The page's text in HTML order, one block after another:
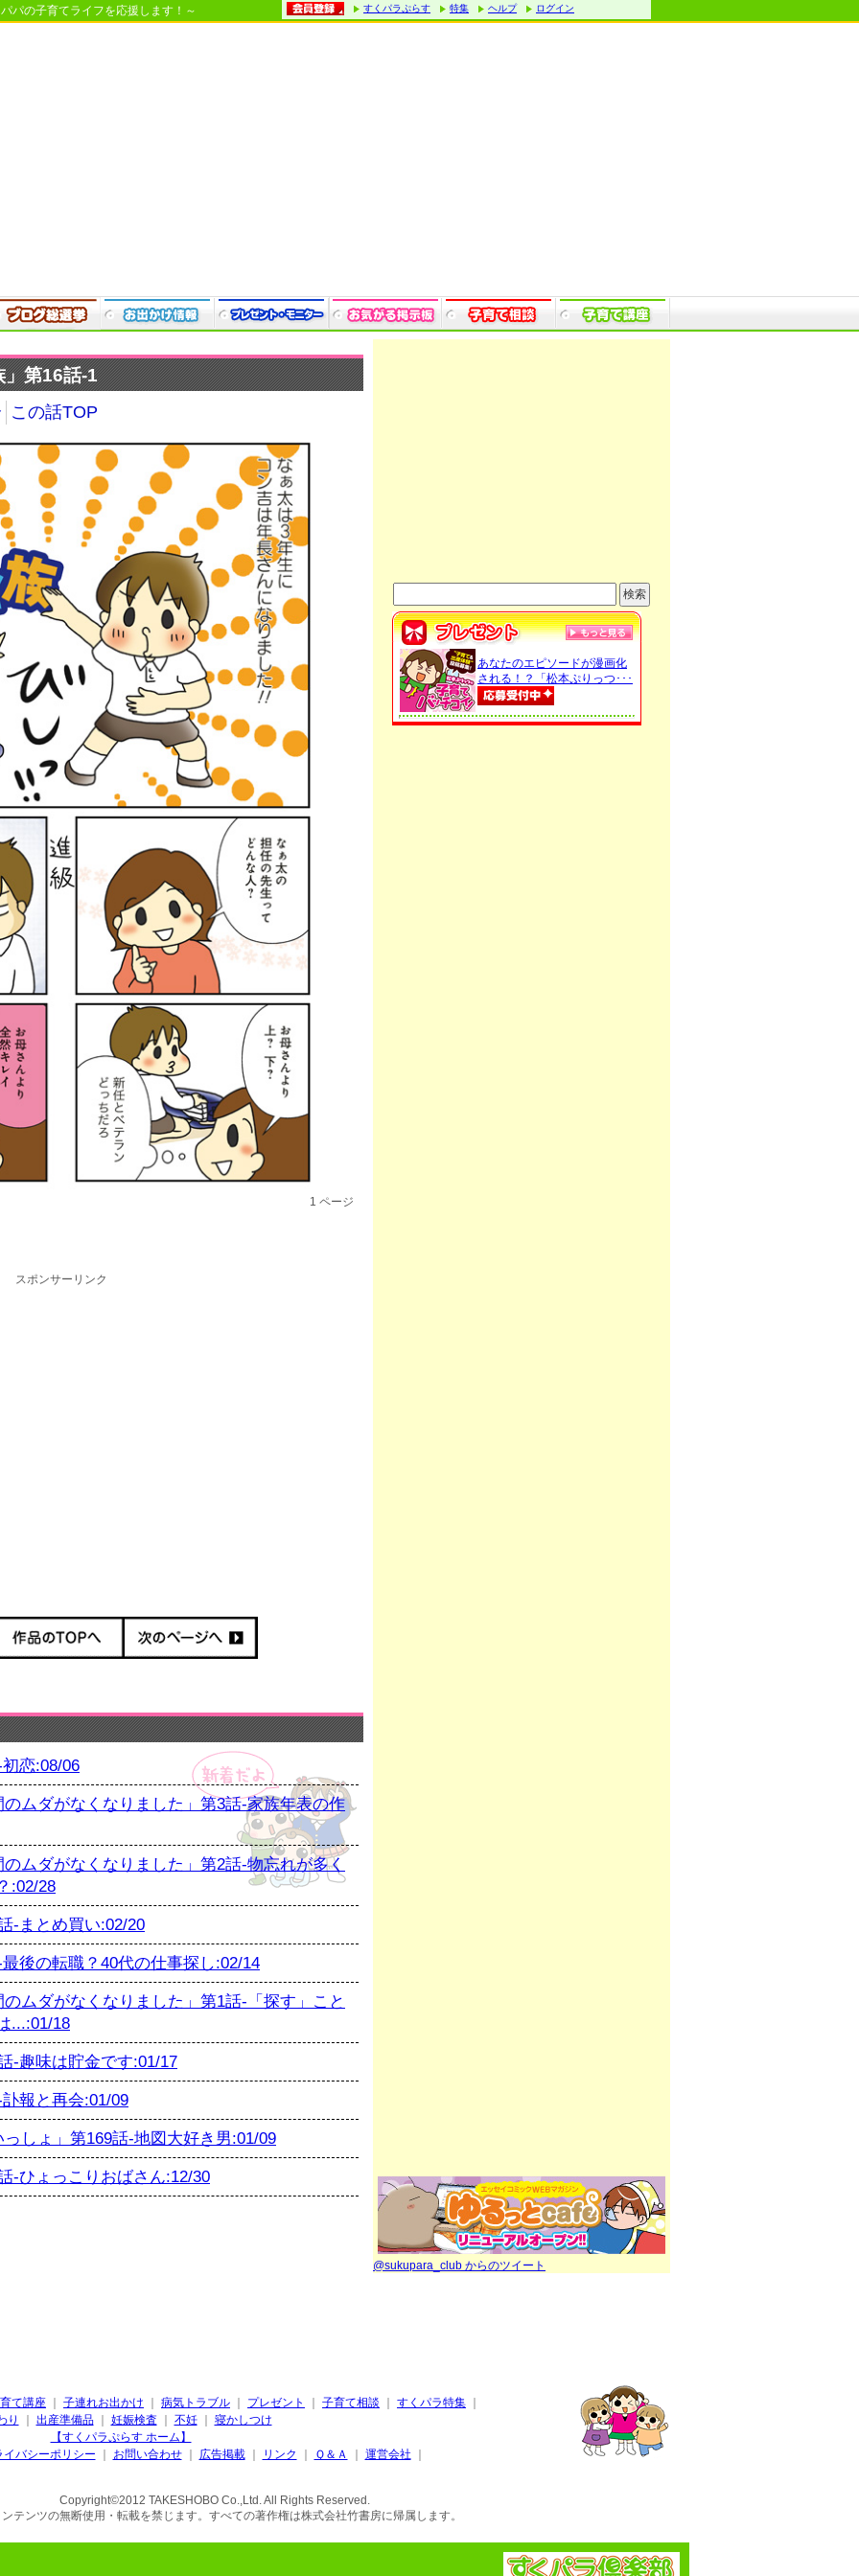
パの子育てライフを応援します！～ すくパラぷらす 特集 ヘルプ ログイン
」第16話-1
この話TOP
1 ページ
スポンサーリンク
恋:08/06
ムダがなくなりました」第3話-家族年表の作
ムダがなくなりました」第2話-物忘れが多く
:02/28
-まとめ買い:02/20
後の転職？40代の仕事探し:02/14
ムダがなくなりました」第1話-「探す」こと
...:01/18
-趣味は貯金です:01/17
報と再会:01/09
しょ」第169話-地図大好き男:01/09
-ひょっこりおばさん:12/30
あなたのエピソードが漫画化
される！？「松本ぷりっつ･･･
@sukupara_club からのツイート
て講座 子連れお出かけ 病気トラブル プレゼント 子育て相談 すくパラ特集
り
出産準備品 妊娠検査 不妊
寝かしつけ
【すくパラぷらす ホーム】
イバシーポリシー
お問い合わせ 広告掲載 リンク Ｑ＆Ａ 運営会社
Copyright©2012 TAKESHOBO Co.,Ltd. All Rights Reserved.
テンツの無断使用・転載を禁じます。すべての著作権は株式会社竹書房に帰属します。